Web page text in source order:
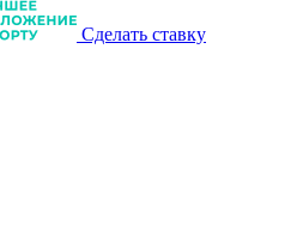
Сделать ставку